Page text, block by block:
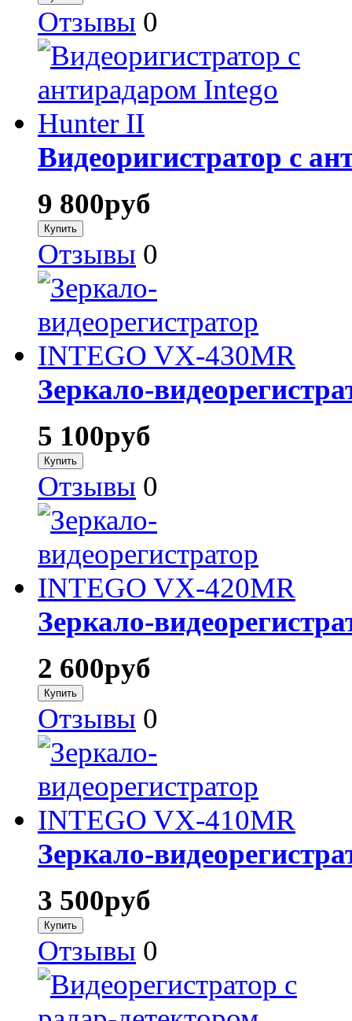
Отзывы 0
Видеоригистратор с
9 800руб
Отзывы 0
Зеркало-
5 100руб
Отзывы 0
Зеркало-
2 600руб
Отзывы 0
Зеркало-
3 500руб
Отзывы 0